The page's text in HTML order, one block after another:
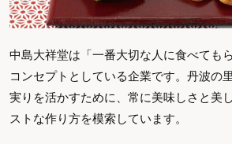
中島大祥堂は「一番大切な人に食べても
コンセプトとしている企業です。丹波の
実りを活かすために、常に美味しさと美
ストな作り方を模索しています。